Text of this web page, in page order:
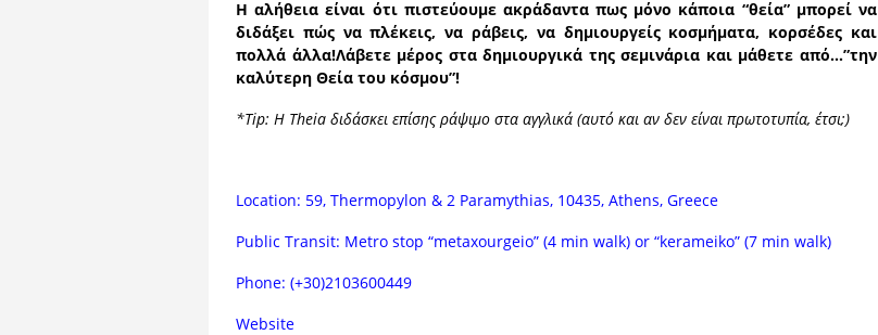
Η αλήθεια είναι ότι πιστεύουμε ακράδαντα πως μόνο κάποια “θεία” μπορεί να
διδάξει πώς να πλέκεις, να ράβεις, να δημιουργείς κοσμήματα, κορσέδες και
πολλά άλλα!Λάβετε μέρος στα δημιουργικά της σεμινάρια και μάθετε από…”την
καλύτερη Θεία του κόσμου”!
*Tip: Η Theia διδάσκει επίσης ράψιμο στα αγγλικά (αυτό και αν δεν είναι πρωτοτυπία, έτσι;)
Location: 59, Thermopylon & 2 Paramythias, 10435, Athens, Greece
Public Transit: Metro stop “metaxourgeio” (4 min walk) or “kerameiko” (7 min walk)
Phone: (+30)2103600449
Website